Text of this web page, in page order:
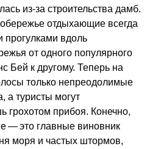
из-за строительства дамб.
отдыхающие всегда
прогулками вдоль
от одного популярного
Бей к другому. Теперь на
только непреодолимые
а туристы могут
грохотом прибоя. Конечно,
— это главные виновник
моря и частых штормов,